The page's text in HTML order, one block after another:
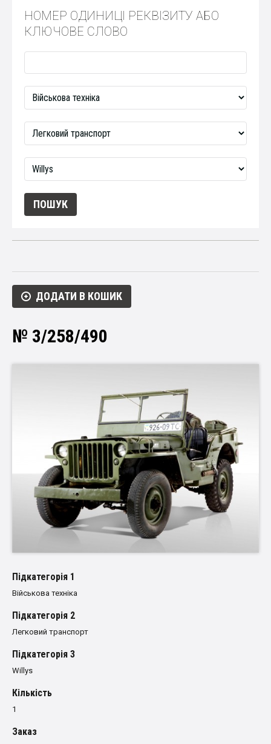
НОМЕР ОДИНИЦІ РЕКВІЗИТУ АБО
КЛЮЧОВЕ СЛОВО
ДОДАТИ В КОШИК
№ 3/258/490
Пiдкатегорiя 1
Військова техніка
Пiдкатегорiя 2
Легковий транспорт
Пiдкатегорiя 3
Willys
Кількість
1
Заказ